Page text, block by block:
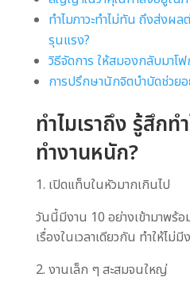
ทำไมภาวะทำไม่ทัน ถึงส่งผ
รุนแรง?
วิธีจัดการ ให้สมองกลับมาโ
การปรึกษานักจิตบำบัดช่วยอ
ทำไมเราถึง รู้สึกท
ทำงานหนัก?
1. เปิดแท็บในหัวมากเกินไป
วันนี้มีงาน 10 อย่างเข้ามาพร้
เรื่องในเวลาเดียวกัน ทำให้ไม่
2. งานเล็ก ๆ สะสมจนใหญ่